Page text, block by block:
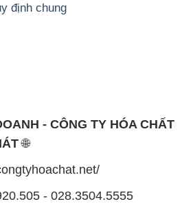
định chung
- CÔNG TY HÓA CHẤT
🌐
- 028.3504.5555